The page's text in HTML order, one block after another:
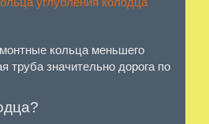
кольца меньшего
труба значительно дорога по